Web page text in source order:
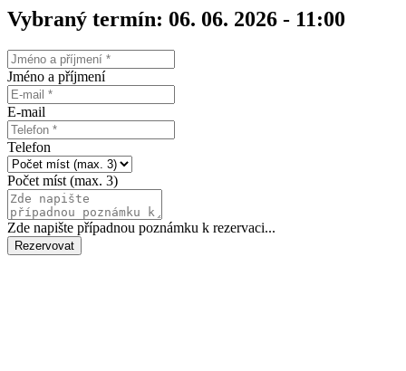
Vybraný termín: 06. 06. 2026 - 11:00
Jméno a příjmení
E-mail
Telefon
Počet míst (max. 3)
Zde napište případnou poznámku k rezervaci...
Rezervovat